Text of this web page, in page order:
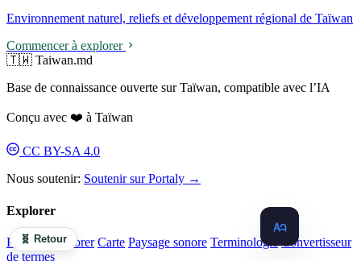
Environnement naturel, reliefs et développement régional de Taïwan
Commencer à explorer
🇹🇼 Taiwan.md
Base de connaissance ouverte sur Taïwan, compatible avec l’IA
Conçu avec ❤️ à Taïwan
CC BY-SA 4.0
Nous soutenir: Soutenir sur Portaly →
Explorer
Récents Explorer Carte Paysage sonore Terminologie
Convertisseur
de termes
🧬 Retour